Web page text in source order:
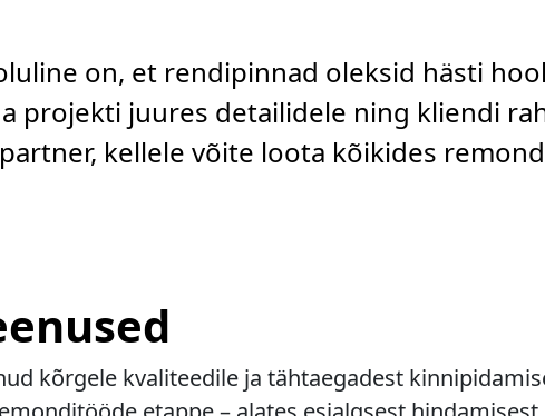
on, et rendipinnad oleksid hästi
projekti juures detailidele ning kliendi
kellele võite loota kõikides
kõrgele kvaliteedile ja tähtaegadest